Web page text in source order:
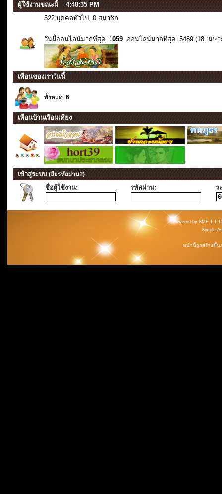
ผู้ใช้งานขณะนี้
522 บุคคลทั่วไป, 0 สมาชิก
วันนี้ออนไลน์มากที่สุด: 1059 . ออนไลน์มากที่สุด: 5489 (18 เมษ
เพื่อนของเราวันนี้
ทั้งหมด: 6
เพื่อนบ้านเรือนเคียง
เข้าสู่ระบบ(ลืมรหัสผ่าน?)
ชื่อผู้ใช้งาน: รหัสผ่าน: ร
Powered by SMF
Simple
หน้านี้ถูกสร้างขึ้น